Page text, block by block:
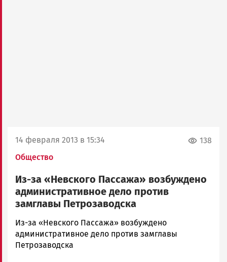
14 февраля 2013 в 15:34
Общество
138
Из-за «Невского Пассажа» возбуждено
административное дело против
замглавы Петрозаводска
admintimur
Новости
Петрозаводска
Из-за «Невского Пассажа» возбуждено
административное дело против замглавы
Петрозаводска